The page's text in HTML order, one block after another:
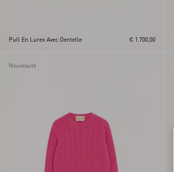
Pull En Lurex Avec Dentelle € 1.700,00
Nouveauté